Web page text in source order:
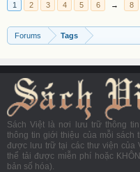
1 2 3 4 5 6 → 8
Forums Tags
Sách Việt là nơi lưu trữ thông
thông tin giới thiệu của mỗi sách
được lưu trữ tại các thư viện của
thể tải được miễn phí hoặc
bản số hóa).